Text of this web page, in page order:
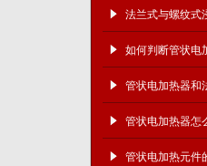
法兰式与螺纹式
哪种更耐用、更
如何判断管状电
原因？
管状电加热器和
器、翅片电加热
别？
管状电加热器怎
细的操作步骤吗
管状电加热元件